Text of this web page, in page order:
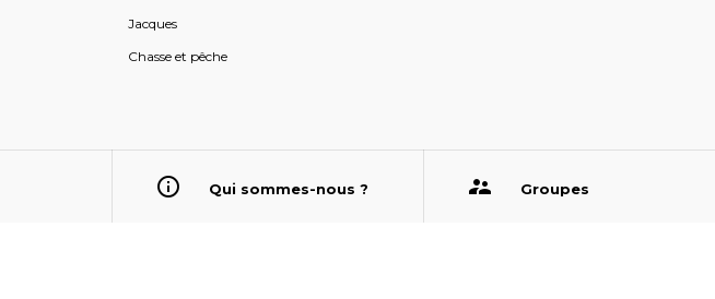
Jacques
Chasse et pêche
Qui sommes-nous ? Groupes